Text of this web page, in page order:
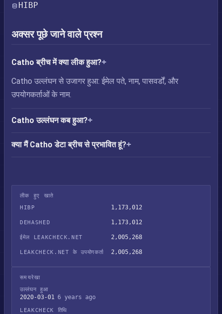
HIBP
अक्सर पूछे जाने वाले प्रश्न
Catho ब्रीच में क्या लीक हुआ?
Catho उल्लंघन से उजागर हुआ: ईमेल पते, नाम, पासवर्डों, और
उपयोगकर्ताओं के नाम.
Catho उल्लंघन कब हुआ?
क्या मैं Catho डेटा ब्रीच से प्रभावित हूं?
लीक हुए खाते
HIBP
1,173,012
DEHASHED 1,173,012
ईमेल LEAKCHECK.NET 2,005,268
LEAKCHECK.NET के उपयोगकर्ता 2,005,268
समयरेखा
उल्लंघन हुआ
2020-03-01 6 years ago
LEAKCHECK तिथि